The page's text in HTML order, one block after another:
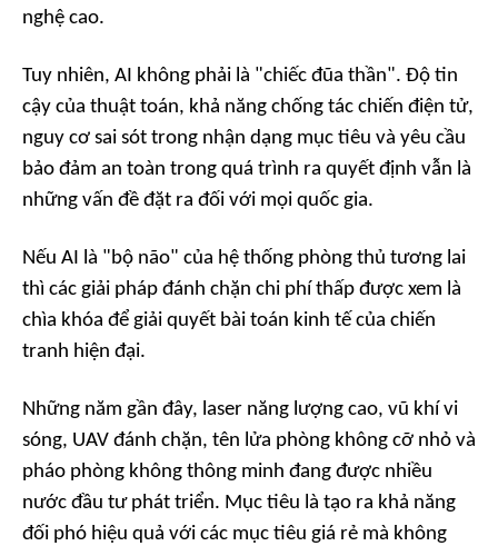
nghệ cao.
Tuy nhiên, AI không phải là "chiếc đũa thần". Độ tin
cậy của thuật toán, khả năng chống tác chiến điện tử,
nguy cơ sai sót trong nhận dạng mục tiêu và yêu cầu
bảo đảm an toàn trong quá trình ra quyết định vẫn là
những vấn đề đặt ra đối với mọi quốc gia.
Nếu AI là "bộ não" của hệ thống phòng thủ tương lai
thì các giải pháp đánh chặn chi phí thấp được xem là
chìa khóa để giải quyết bài toán kinh tế của chiến
tranh hiện đại.
Những năm gần đây, laser năng lượng cao, vũ khí vi
sóng, UAV đánh chặn, tên lửa phòng không cỡ nhỏ và
pháo phòng không thông minh đang được nhiều
nước đầu tư phát triển. Mục tiêu là tạo ra khả năng
đối phó hiệu quả với các mục tiêu giá rẻ mà không